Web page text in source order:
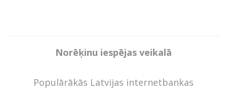
Norēķinu iespējas veikalā
Populārākās Latvijas internetbankas